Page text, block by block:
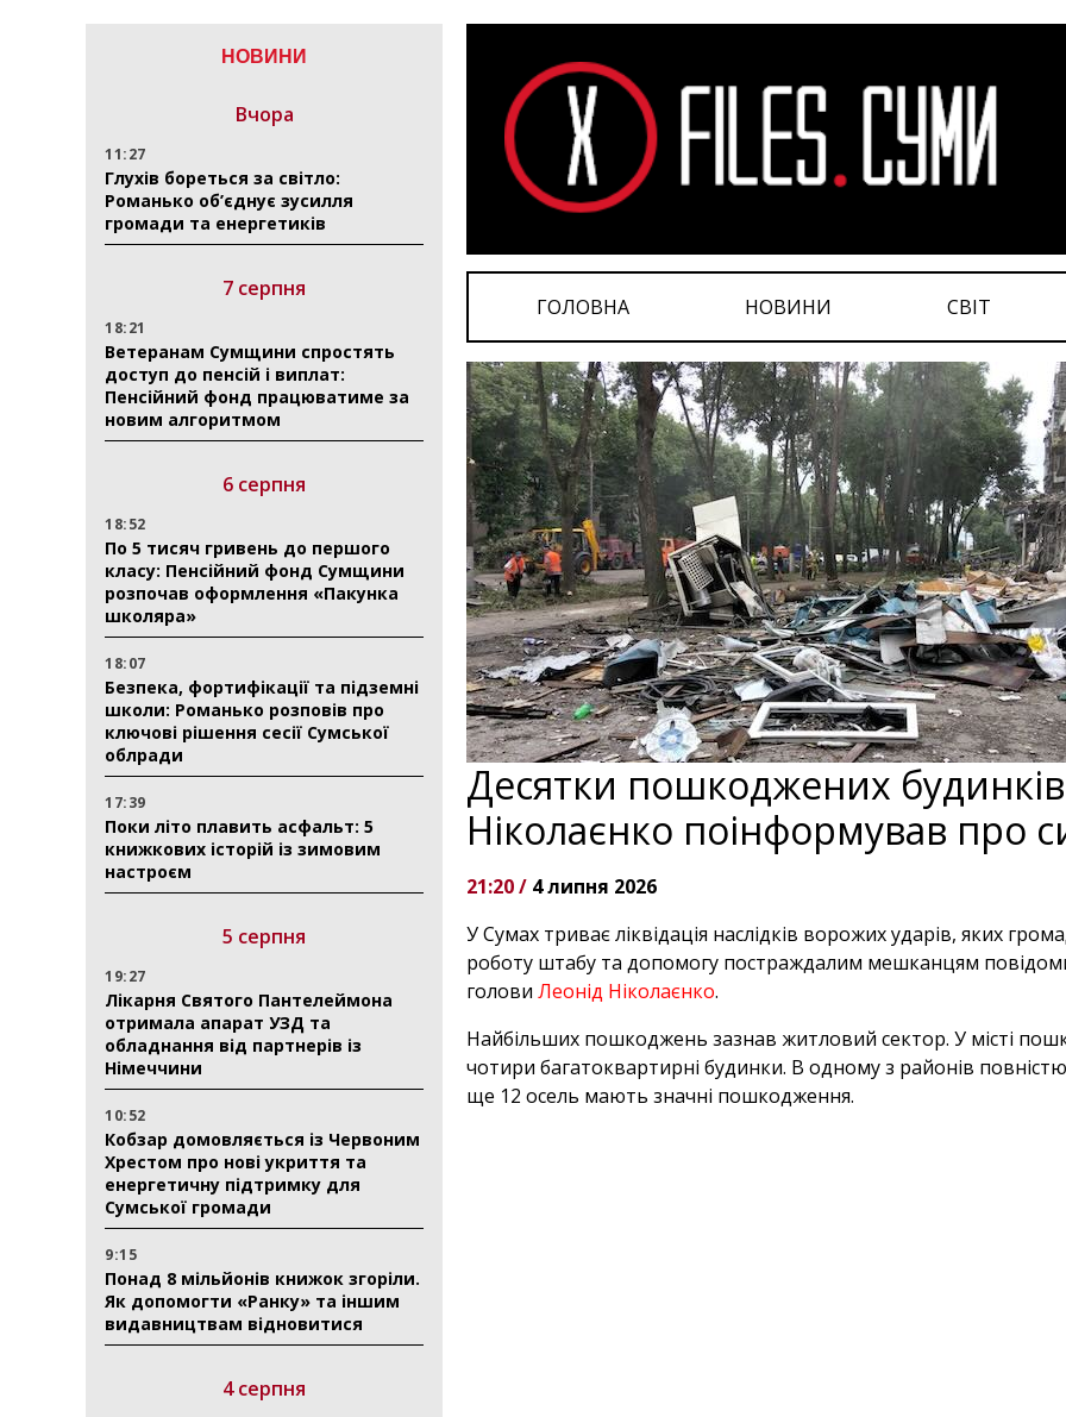
ГОЛОВНА НОВИНИ СВІТ
НОВИНИ
Вчора
11:27
Глухів бореться за світло:
Романько об’єднує зусилля
громади та енергетиків
7 серпня
18:21
Ветеранам Сумщини спростять
доступ до пенсій і виплат:
Пенсійний фонд працюватиме за
новим алгоритмом
6 серпня
18:52
По 5 тисяч гривень до першого
класу: Пенсійний фонд Сумщини
розпочав оформлення «Пакунка
школяра»
18:07
Безпека, фортифікації та підземні
школи: Романько розповів про
ключові рішення сесії Сумської
облради
17:39
Поки літо плавить асфальт: 5
книжкових історій із зимовим
настроєм
5 серпня
19:27
Лікарня Святого Пантелеймона
отримала апарат УЗД та
обладнання від партнерів із
Німеччини
10:52
Кобзар домовляється із Червоним
Хрестом про нові укриття та
енергетичну підтримку для
Сумської громади
9:15
Понад 8 мільйонів книжок згоріли.
Як допомогти «Ранку» та іншим
видавництвам відновитися
4 серпня
Десятки пошкоджених
Ніколаєнко поінформував про
21:20 / 4 липня 2026
У Сумах триває ліквідація наслідків ворожих ударів, яких
роботу штабу та допомогу постраждалим мешканцям
головиЛеонід Ніколаєнко.
Найбільших пошкоджень зазнав житловий сектор. У місті
чотири багатоквартирні будинки. В одному з районів
ще 12 осель мають значні пошкодження.